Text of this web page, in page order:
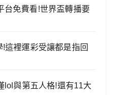
台免費看!世界盃轉播要
這裡運彩受讓都是指回
lol與第五人格!還有11大